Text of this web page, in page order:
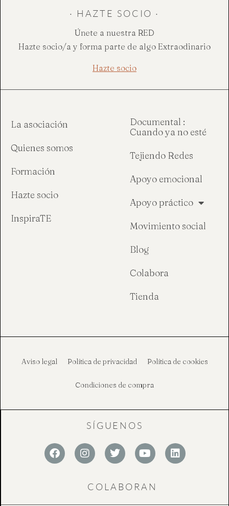
· HAZTE SOCIO ·
Únete a nuestra RED
Hazte socio/a y forma parte de algo Extraodinario
Hazte socio
La asociación
Quienes somos
Formación
Hazte socio
InspiraTE
Documental :
Cuando ya no esté
Tejiendo Redes
Apoyo emocional
Apoyo práctico
Movimiento social
Blog
Colabora
Tienda
Aviso legal Política de privacidad Política de cookies
Condiciones de compra
SÍGUENOS
F
a
c
I
n
s
a
T
w
i
t
Y
o
u
u
L
i
n
COLABORAN